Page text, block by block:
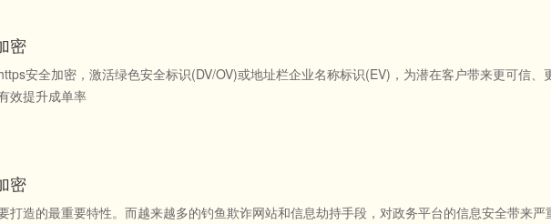
密
安全加密，激活绿色安全标识(DV/OV)或地址栏企业名称标识(EV)，为潜在客户带来更可信
效提升成单率
密
打造的最重要特性。而越来越多的钓鱼欺诈网站和信息劫持手段，对政务平台的信息安全带来